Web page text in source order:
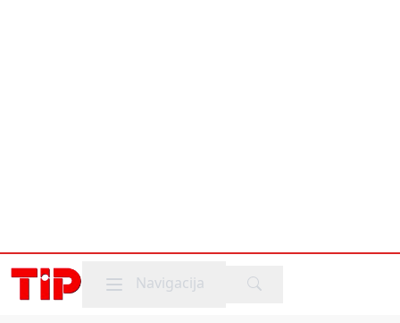
Mobile menu
Navigacija